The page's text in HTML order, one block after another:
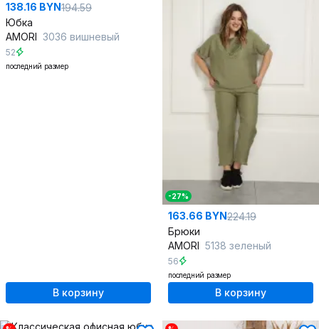
138.16 BYN194.59
Юбка
AMORI 3036 вишневый
52
последний размер
В корзину
-27%
163.66 BYN224.19
Брюки
AMORI 5138 зеленый
56
последний размер
В корзину